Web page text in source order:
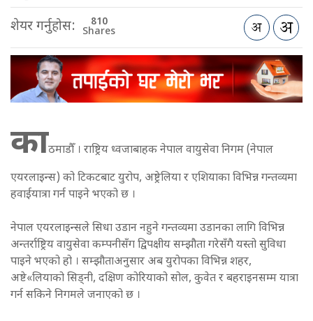
शेयर गर्नुहोस: 810
Shares
काठमाडौँ । राष्ट्रिय ध्वजाबाहक नेपाल वायुसेवा निगम (नेपाल
एयरलाइन्स) को टिकटबाट युरोप, अष्ट्रेलिया र एशियाका विभिन्न गन्तव्यमा
हवाईयात्रा गर्न पाइने भएको छ ।
नेपाल एयरलाइन्सले सिधा उडान नहुने गन्तव्यमा उडानका लागि विभिन्न
अन्तर्राष्ट्रिय वायुसेवा कम्पनीसँग द्विपक्षीय सम्झौता गरेसँगै यस्तो सुविधा
पाइने भएको हो । सम्झौताअनुसार अब युरोपका विभिन्न शहर,
अष्टे«लियाको सिड्नी, दक्षिण कोरियाको सोल, कुवेत र बहराइनसम्म यात्रा
गर्न सकिने निगमले जनाएको छ ।